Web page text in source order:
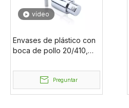
vídeo
Envases de plástico con
boca de pollo 20/410,
18/410, bomba de crema
de embalaje de cuidado
Personal de plástico de
Preguntar